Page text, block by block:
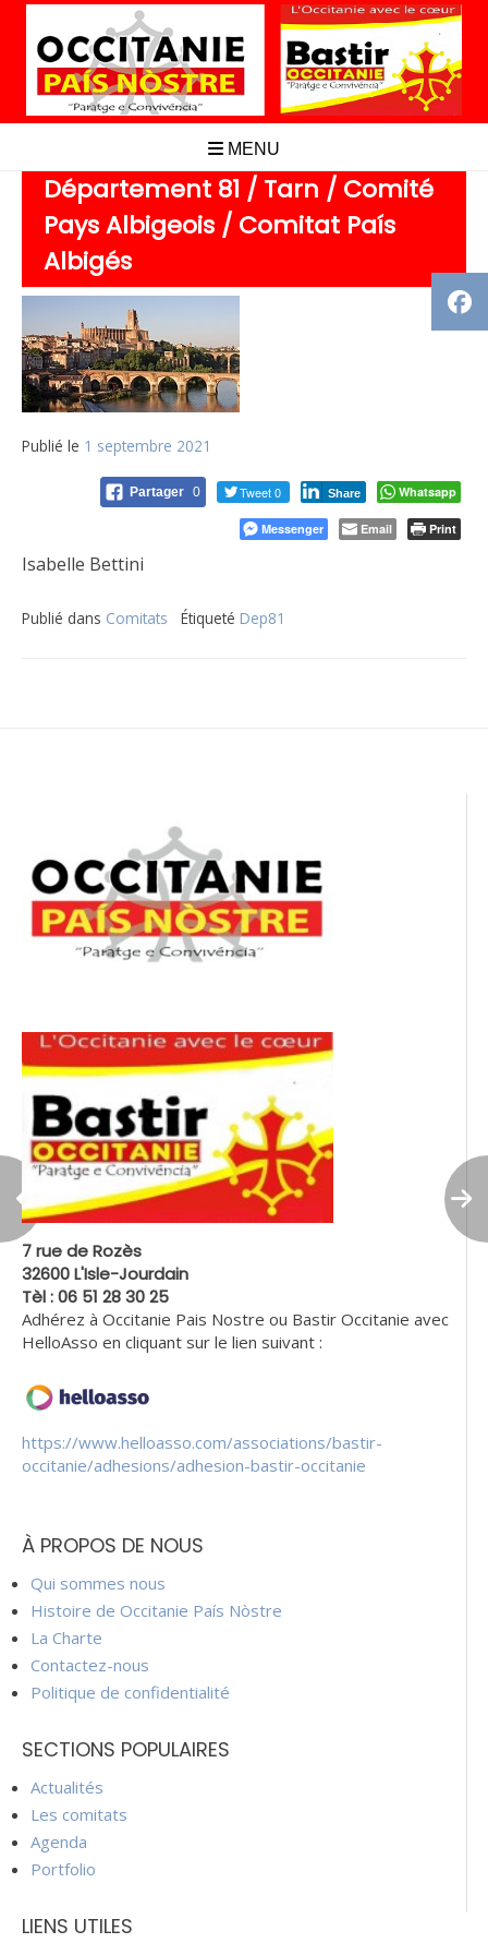
Aller
contenu
MENU
Département 81 / Tarn / Comité
Pays Albigeois / Comitat País
Albigés
Publié le 1 septembre 2021
Partager 0 Tweet 0 Share Whatsapp
Messenger Email Print
Isabelle Bettini
Publié dans Comitats Étiqueté Dep81
7 rue de Rozès
32600 L'Isle-Jourdain
Tèl : 06 51 28 30 25
Adhérez à Occitanie Pais Nostre ou Bastir Occitanie avec
HelloAsso en cliquant sur le lien suivant :
https://www.helloasso.com/associations/bastir-
occitanie/adhesions/adhesion-bastir-occitanie
À PROPOS DE NOUS
Qui sommes nous
Histoire de Occitanie País Nòstre
La Charte
Contactez-nous
Politique de confidentialité
SECTIONS POPULAIRES
Actualités
Les comitats
Agenda
Portfolio
LIENS UTILES